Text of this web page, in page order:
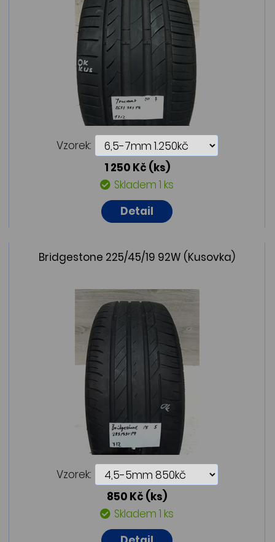
Vzorek:
1 250 Kč (ks)
Skladem 1 ks
Detail
Bridgestone 225/45/19 92W (Kusovka)
Vzorek:
850 Kč (ks)
Skladem 1 ks